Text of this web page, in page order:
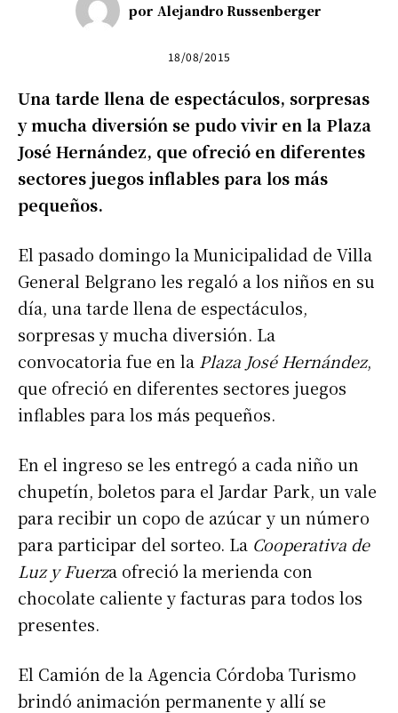
por Alejandro Russenberger
18/08/2015
Una tarde llena de espectáculos, sorpresas
y mucha diversión se pudo vivir en la Plaza
José Hernández, que ofreció en diferentes
sectores juegos inflables para los más
pequeños.
El pasado domingo la Municipalidad de Villa
General Belgrano les regaló a los niños en su
día, una tarde llena de espectáculos,
sorpresas y mucha diversión. La
convocatoria fue en la Plaza José Hernández,
que ofreció en diferentes sectores juegos
inflables para los más pequeños.
En el ingreso se les entregó a cada niño un
chupetín, boletos para el Jardar Park, un vale
para recibir un copo de azúcar y un número
para participar del sorteo. La Cooperativa de
Luz y Fuerza ofreció la merienda con
chocolate caliente y facturas para todos los
presentes.
El Camión de la Agencia Córdoba Turismo
brindó animación permanente y allí se